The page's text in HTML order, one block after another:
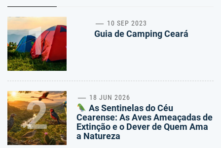
1 10 SEP 2023
Guia de Camping Ceará
2 18 JUN 2026
As Sentinelas do Céu
Cearense: As Aves Ameaçadas de
Extinção e o Dever de Quem Ama
a Natureza